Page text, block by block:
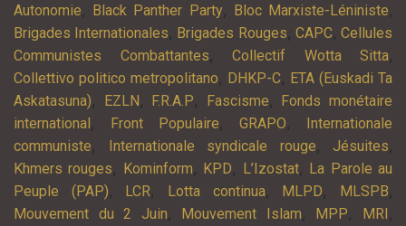
Autonomie, Black Panther Party, Bloc Marxiste-Léniniste,
Brigades Internationales, Brigades Rouges, CAPC,Cellules
Communistes Combattantes, Collectif Wotta Sitta,
Collettivo politico metropolitano, DHKP-C, ETA (Euskadi Ta
Askatasuna), EZLN , F.R.A.P, Fascisme,
Fonds monétaire
international , Front Populaire, GRAPO,
Internationale
communiste, Internationale syndicale rouge, Jésuites,
Khmers rouges, Kominform, KPD, L’Izostat, La Parole au
Peuple (PAP), LCR, Lotta continua, MLPD, MLSPB,
Mouvement du 2 Juin, Mouvement Islam, MPP, MRI ,